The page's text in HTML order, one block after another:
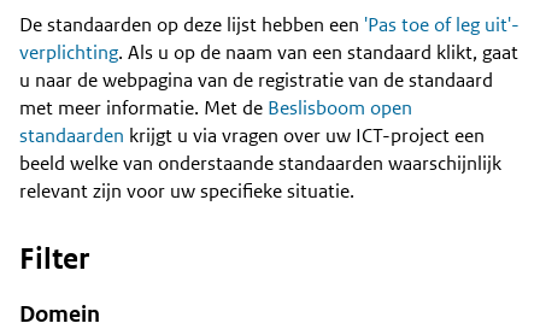
Content
De standaarden op deze lijst hebben een 'Pas toe of leg uit'-
verplichting. Als u op de naam van een standaard klikt, gaat
u naar de webpagina van de registratie van de standaard
met meer informatie. Met de Beslisboom open
standaarden krijgt u via vragen over uw ICT-project een
beeld welke van onderstaande standaarden waarschijnlijk
relevant zijn voor uw specifieke situatie.
Filter
Domein